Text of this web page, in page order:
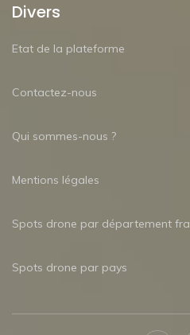
Divers
Etat de la plateforme
Contactez-nous
Qui sommes-nous ?
Mentions légales
Spots drone par département
Spots drone par pays